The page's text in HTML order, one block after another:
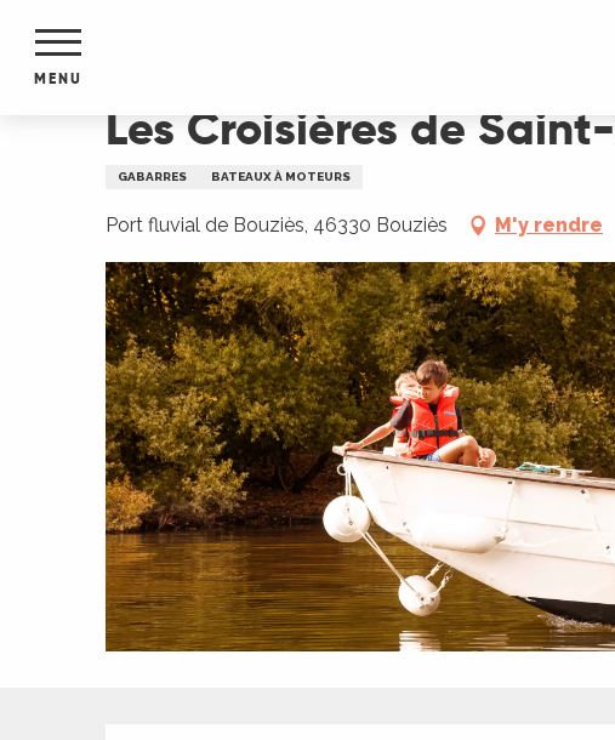
contenu
MENU
Les Croisières de
GABARRES BATEAUX À MOTEURS
Port fluvial de Bouziès, 46330 Bouziès M'y rendre